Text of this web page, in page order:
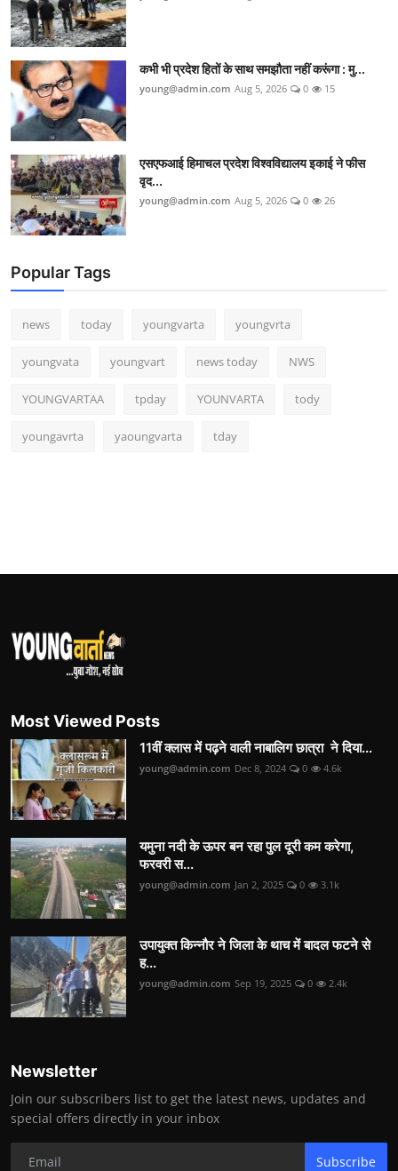
कभी भी प्रदेश हितों के साथ समझौता नहीं करूंगा : मु...
young@admin.com Aug 5, 2026 0 15
एसएफआई हिमाचल प्रदेश विश्वविद्यालय इकाई ने फीस
वृद...
young@admin.com Aug 5, 2026 0 26
Popular Tags
news today youngvarta youngvrta
youngvata youngvart news today NWS
YOUNGVARTAA tpday YOUNVARTA tody
youngavrta yaoungvarta tday
Most Viewed Posts
11वीं क्लास में पढ़ने वाली नाबालिग छात्रा ने दिया...
young@admin.com Dec 8, 2024 0 4.6k
यमुना नदी के ऊपर बन रहा पुल दूरी कम करेगा,
फरवरी स...
young@admin.com Jan 2, 2025 0 3.1k
उपायुक्त किन्नौर ने जिला के थाच में बादल फटने से
ह...
young@admin.com Sep 19, 2025 0 2.4k
Newsletter
Join our subscribers list to get the latest news, updates and
special offers directly in your inbox
Subscribe